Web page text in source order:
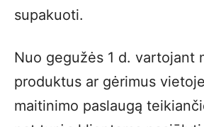
supakuoti.
Nuo gegužės 1 d. vartojant
produktus ar gėrimus
maitinimo paslaugą